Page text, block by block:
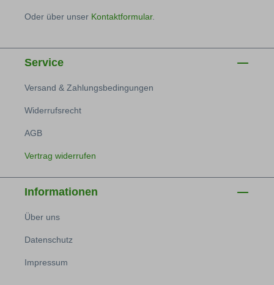
Oder über unser Kontaktformular.
Service
Versand & Zahlungsbedingungen
Widerrufsrecht
AGB
Vertrag widerrufen
Informationen
Über uns
Datenschutz
Impressum